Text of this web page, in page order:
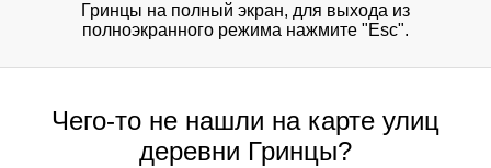
Гринцы на полный экран, для выхода из
полноэкранного режима нажмите "Esc".
Чего-то не нашли на карте улиц
деревни Гринцы?